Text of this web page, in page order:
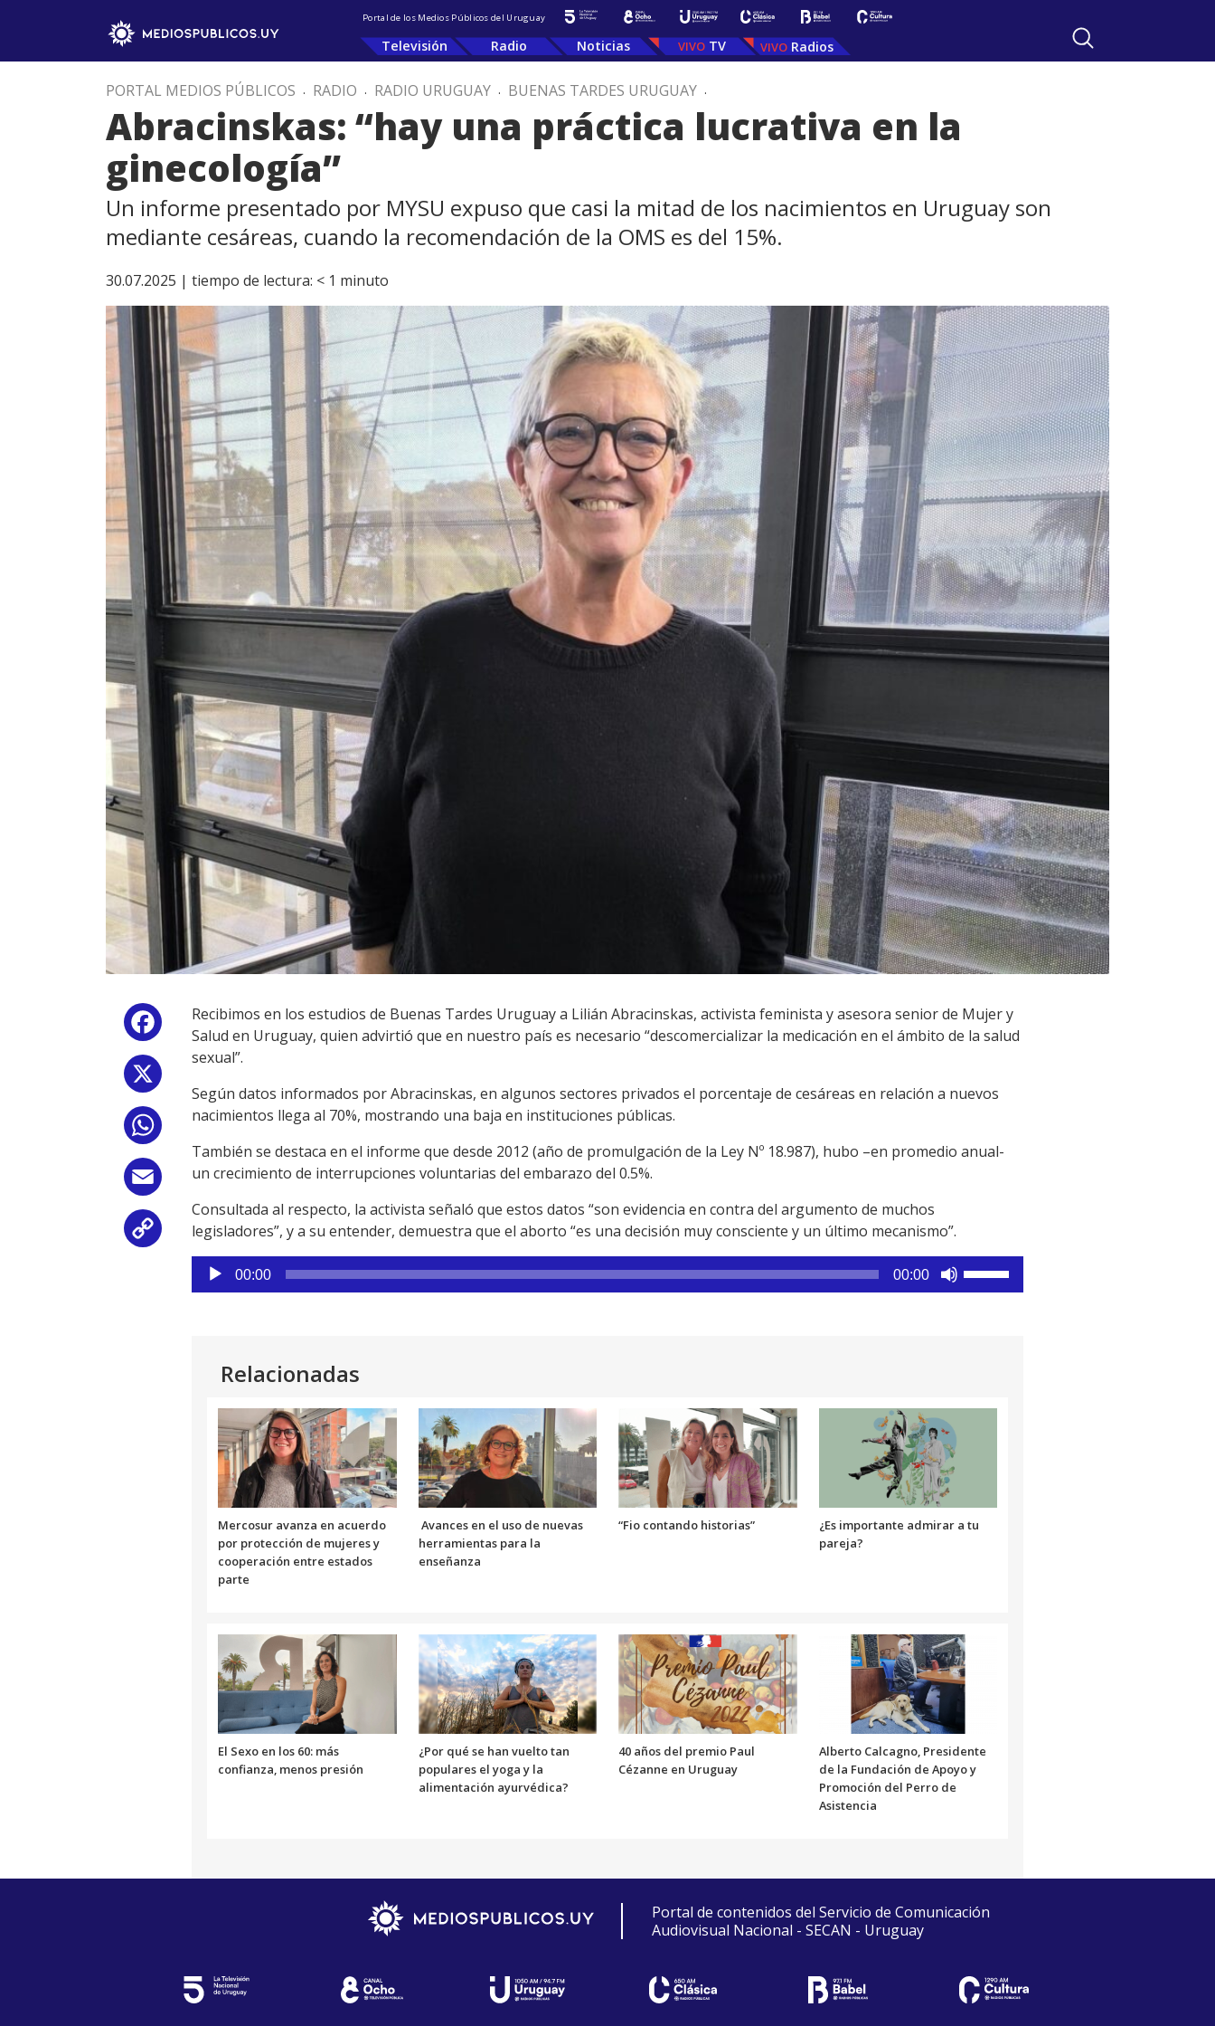
Portal de los Medios Públicos del Uruguay
Televisión Radio Noticias TV Radios
PORTAL MEDIOS PÚBLICOS . RADIO . RADIO URUGUAY . BUENAS TARDES URUGUAY .
Abracinskas: “hay una práctica lucrativa en la
ginecología”
Un informe presentado por MYSU expuso que casi la mitad de los nacimientos en Uruguay son
mediante cesáreas, cuando la recomendación de la OMS es del 15%.
30.07.2025 | tiempo de lectura: < 1 minuto
Facebook
Email
Copy
Recibimos en los estudios de Buenas Tardes Uruguay a Lilián Abracinskas, activista feminista y asesora senior de Mujer y
Salud en Uruguay, quien advirtió que en nuestro país es necesario “descomercializar la medicación en el ámbito de la salud
sexual”.
Según datos informados por Abracinskas, en algunos sectores privados el porcentaje de cesáreas en relación a nuevos
nacimientos llega al 70%, mostrando una baja en instituciones públicas.
También se destaca en el informe que desde 2012 (año de promulgación de la Ley Nº 18.987), hubo –en promedio anual-
un crecimiento de interrupciones voluntarias del embarazo del 0.5%.
Consultada al respecto, la activista señaló que estos datos “son evidencia en contra del argumento de muchos
legisladores”, y a su entender, demuestra que el aborto “es una decisión muy consciente y un último mecanismo”.
Reproductor
de
00:00 00:00
volumen.
Relacionadas
Mercosur avanza en acuerdo
por protección de mujeres y
cooperación entre estados
parte
Avances en el uso de nuevas
herramientas para la
enseñanza
“Fio contando historias”
¿Es importante admirar a tu
pareja?
El Sexo en los 60: más
confianza, menos presión
¿Por qué se han vuelto tan
populares el yoga y la
alimentación ayurvédica?
40 años del premio Paul
Cézanne en Uruguay
Alberto Calcagno, Presidente
de la Fundación de Apoyo y
Promoción del Perro de
Asistencia
Portal de contenidos del Servicio de Comunicación
Audiovisual Nacional - SECAN - Uruguay